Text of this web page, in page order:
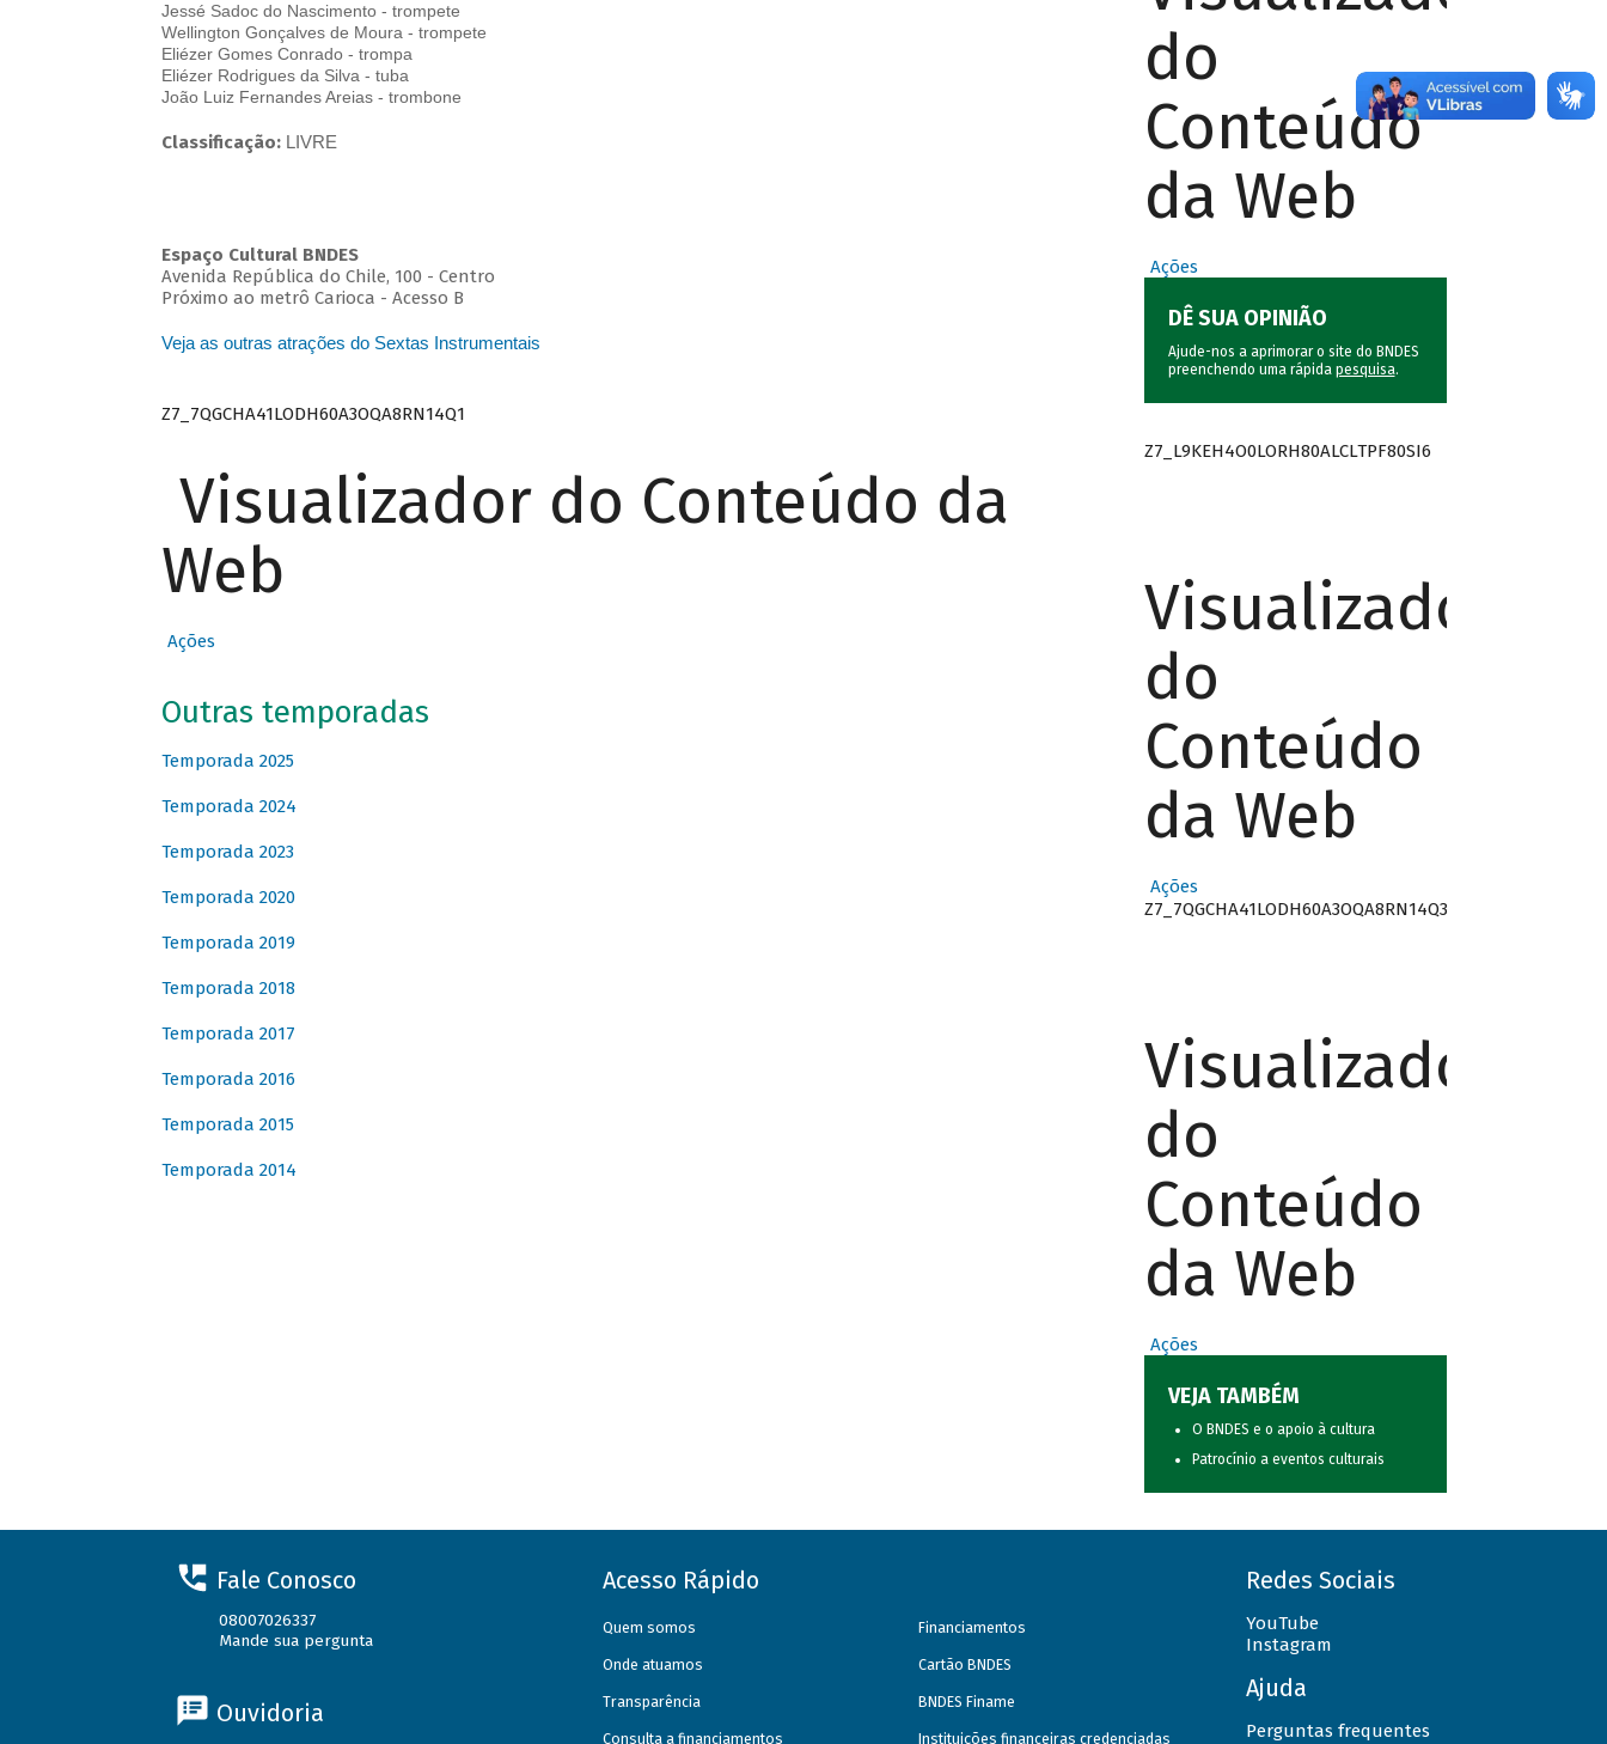
Jessé Sadoc do Nascimento - trompete
Wellington Gonçalves de Moura - trompete
Eliézer Gomes Conrado - trompa
Eliézer Rodrigues da Silva - tuba
João Luiz Fernandes Areias - trombone
Classificação: LIVRE
Espaço Cultural BNDES
Avenida República do Chile, 100 - Centro
Próximo ao metrô Carioca - Acesso B
Veja as outras atrações do Sextas Instrumentais
Z7_7QGCHA41LODH60A3OQA8RN14Q1
Visualizador do Conteúdo da
Web
Ações
Outras temporadas
Temporada 2025
Temporada 2024
Temporada 2023
Temporada 2020
Temporada 2019
Temporada 2018
Temporada 2017
Temporada 2016
Temporada 2015
Temporada 2014
do
Conteúdo
da Web
Ações
DÊ SUA OPINIÃO
Ajude-nos a aprimorar o site do BNDES
preenchendo uma rápida pesquisa.
Z7_L9KEH4O0LORH80ALCLTPF80SI6
Visualizador
do
Conteúdo
da Web
Ações
Z7_7QGCHA41LODH60A3OQA8RN14Q3
Visualizador
do
Conteúdo
da Web
Ações
VEJA TAMBÉM
O BNDES e o apoio à cultura
Patrocínio a eventos culturais
Fale Conosco
08007026337
Mande sua pergunta
Ouvidoria
Acesso Rápido
Quem somos
Onde atuamos
Transparência
Consulta a financiamentos
Financiamentos
Cartão BNDES
BNDES Finame
Instituições financeiras credenciadas
Redes Sociais
YouTube
Instagram
Ajuda
Perguntas frequentes